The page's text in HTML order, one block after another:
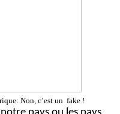
Non, c’est un fake !